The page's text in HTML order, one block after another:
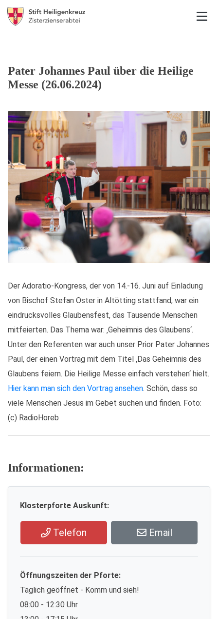
Pater Johannes Paul über die Heilige
Messe (26.06.2024)
Der Adoratio-Kongress, der von 14.-16. Juni auf Einladung
von Bischof Stefan Oster in Altötting stattfand, war ein
eindrucksvolles Glaubensfest, das Tausende Menschen
mitfeierten. Das Thema war: ‚Geheimnis des Glaubens‘.
Unter den Referenten war auch unser Prior Pater Johannes
Paul, der einen Vortrag mit dem Titel ‚Das Geheimnis des
Glaubens feiern. Die Heilige Messe einfach verstehen‘ hielt.
Hier kann man sich den Vortrag ansehen. Schön, dass so
viele Menschen Jesus im Gebet suchen und finden. Foto:
(c) RadioHoreb
Informationen:
Klosterpforte Auskunft:
Telefon Email
Öffnungszeiten der Pforte:
Täglich geöffnet - Komm und sieh!
08:00 - 12:30 Uhr